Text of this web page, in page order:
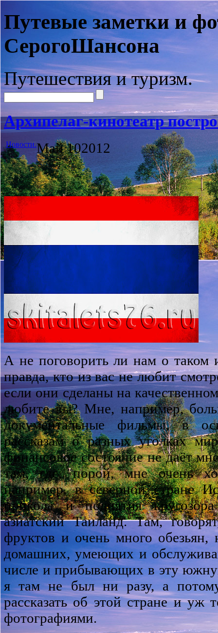
Путевые заметки и
СерогоШансона
Путешествия и туризм.
Архипелаг-кинотеатр
Новости.Май 102012
А не поговорить ли нам о таком
правда, кто из вас не любит
если они сделаны на
любите вы? Мне, например,
документальные фильмы, в
рассказам о разных уголках
финансовое состояние не даёт
там, где, порой, мне очень
например, в северной стране
прикола и поднятия
азиатский Таиланд. Там,
фруктов и очень много
домашних, умеющих и
числе и прибывающих в эту
я там не был ни разу, а
рассказать об этой стране и уж
фотографиями.